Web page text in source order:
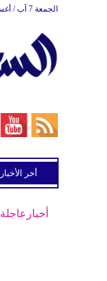
الجمعة 7 آب / أغسطس 2026
أخر الأخبار
أخبارعاجلة